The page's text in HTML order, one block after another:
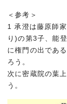
＜参考＞
1 承澄は藤原師
り)の第3子、能
に権門の出であ
ろう。
次に密蔵院の葉
う。